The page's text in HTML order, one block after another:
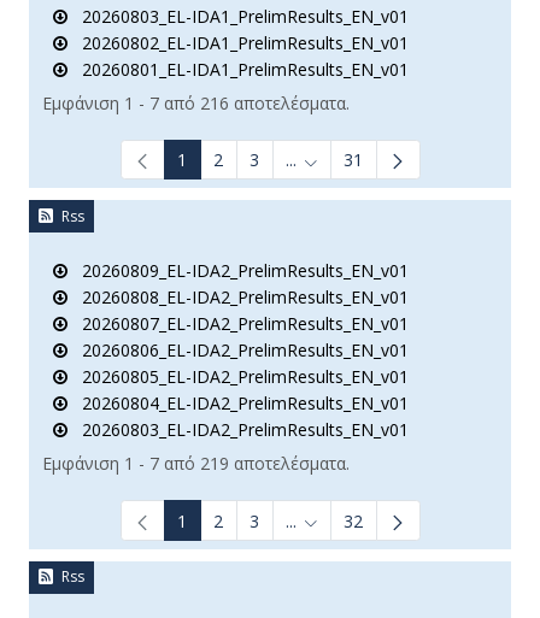
20260803_EL-IDA1_PrelimResults_EN_v01
20260802_EL-IDA1_PrelimResults_EN_v01
20260801_EL-IDA1_PrelimResults_EN_v01
Εμφάνιση 1 - 7 από 216 αποτελέσματα.
1 2 3 ... Ενδιάμεσες σελίδες Use
31
Rss
20260809_EL-IDA2_PrelimResults_EN_v01
20260808_EL-IDA2_PrelimResults_EN_v01
20260807_EL-IDA2_PrelimResults_EN_v01
20260806_EL-IDA2_PrelimResults_EN_v01
20260805_EL-IDA2_PrelimResults_EN_v01
20260804_EL-IDA2_PrelimResults_EN_v01
20260803_EL-IDA2_PrelimResults_EN_v01
Εμφάνιση 1 - 7 από 219 αποτελέσματα.
1 2 3 ... Ενδιάμεσες σελίδες Use
32
Rss